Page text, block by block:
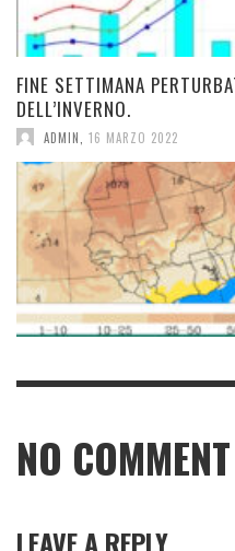
FINE SETTIMANA
DELL’INVERNO.
ADMIN 16 MARZO 2022
NO COMMENT
LEAVE A REPLY